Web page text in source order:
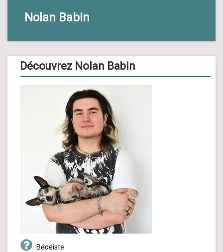
Nolan Babin
Découvrez Nolan Babin
Bédéiste